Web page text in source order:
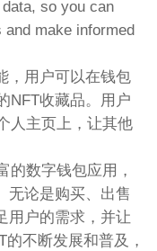
so you can
make informed
，用户可以在钱包
NFT收藏品。用户
人主页上，让其他
的数字钱包应用，
无论是购买、出售
用户的需求，并让
不断发展和普及，